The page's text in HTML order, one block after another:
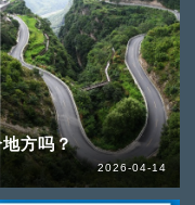
方吗？
2026-04-14